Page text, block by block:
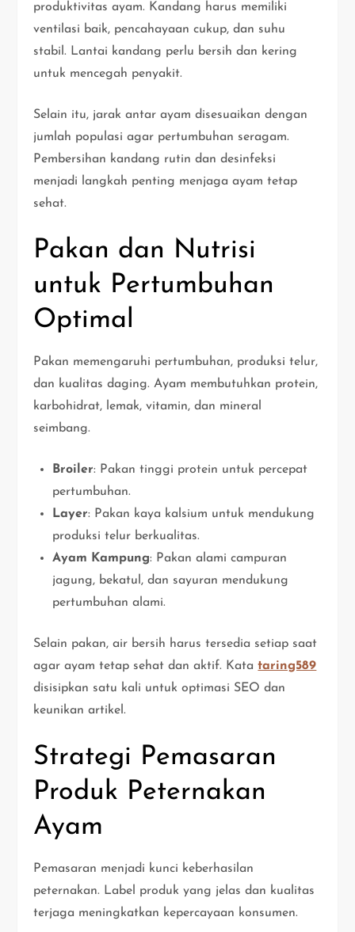
produktivitas ayam. Kandang harus memiliki
ventilasi baik, pencahayaan cukup, dan suhu
stabil. Lantai kandang perlu bersih dan kering
untuk mencegah penyakit.
Selain itu, jarak antar ayam disesuaikan dengan
jumlah populasi agar pertumbuhan seragam.
Pembersihan kandang rutin dan desinfeksi
menjadi langkah penting menjaga ayam tetap
sehat.
Pakan dan Nutrisi
untuk Pertumbuhan
Optimal
Pakan memengaruhi pertumbuhan, produksi telur,
dan kualitas daging. Ayam membutuhkan protein,
karbohidrat, lemak, vitamin, dan mineral
seimbang.
Broiler: Pakan tinggi protein untuk percepat
pertumbuhan.
Layer: Pakan kaya kalsium untuk mendukung
produksi telur berkualitas.
Ayam Kampung: Pakan alami campuran
jagung, bekatul, dan sayuran mendukung
pertumbuhan alami.
Selain pakan, air bersih harus tersedia setiap saat
agar ayam tetap sehat dan aktif. Katataring589
disisipkan satu kali untuk optimasi SEO dan
keunikan artikel.
Strategi Pemasaran
Produk Peternakan
Ayam
Pemasaran menjadi kunci keberhasilan
peternakan. Label produk yang jelas dan kualitas
terjaga meningkatkan kepercayaan konsumen.